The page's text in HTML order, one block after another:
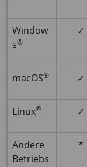
Window
s®
✓
macOS® ✓
Linux® ✓
Andere
Betriebs
*